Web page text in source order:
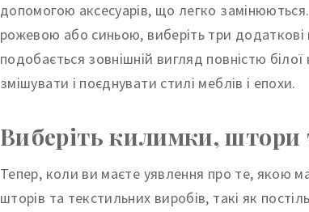
допомогою аксесуарів, що легко
рожевою або синьою, виберіть три
подобається зовнішній вигляд повністю
змішувати і поєднувати стилі меблів і епохи.
Виберіть килимки, штори
Тепер, коли ви маєте уявлення про те, якою
шторів та текстильних виробів, такі як